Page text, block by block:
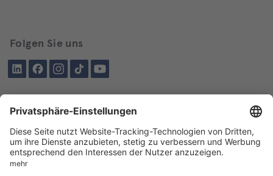
Folgen Sie uns
LinkedInFacebookInstagramTiktokYouTube
Schon besucht?
Über BIKAR